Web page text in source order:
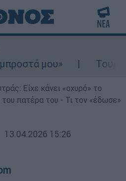
μου»
Είχε κάνει «οχυρό» το
πατέρα του - Τι τον «έδωσε»
13.04.2026 15:26